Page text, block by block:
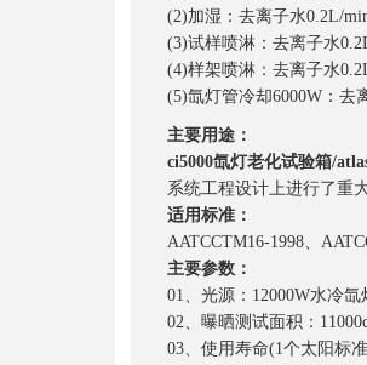
(2)加湿：去离子水0.2L/
(3)试样喷淋：去离子水
(4)样架喷淋：去离子水
(5)氙灯管冷却6000W：去
主要用途：
ci5000氙灯老化试验箱/
系统工程设计上进行了重
适用标准：
AATCCTM16-1998、
主要参数：
01、光源：12000W水冷氙
02、曝晒测试面积：
03、使用寿命(1个太阳标